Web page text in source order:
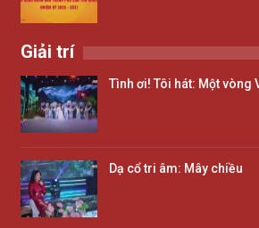
Giải trí
Tình ơi! Tôi hát: Một vòng
Dạ cổ tri âm: Mây chiều